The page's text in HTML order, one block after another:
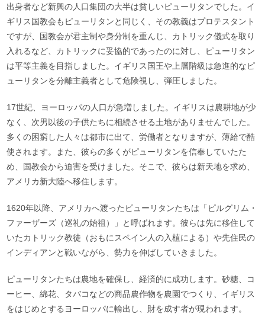
出身者など新興の人口集団の大半は貧しいピューリタンでした。イ
ギリス国教会もピューリタンと同じく、その教義はプロテスタント
ですが、国教会が君主制や身分制を重んじ、カトリック儀式を取り
入れるなど、カトリックに妥協的であったのに対し、ピューリタン
は平等主義を目指しました。イギリス国王や上層階級は急進的なピ
ューリタンを分離主義者として危険視し、弾圧しました。
17世紀、ヨーロッパの人口が急増しました。イギリスは農耕地が少
なく、次男以後の子供たちに相続させる土地がありませんでした。
多くの困窮した人々は都市に出て、労働者となりますが、薄給で酷
使されます。また、彼らの多くがピューリタンを信奉していたた
め、国教会から迫害を受けました。そこで、彼らは新天地を求め、
アメリカ新大陸へ移住します。
1620年以降、アメリカへ渡ったピューリタンたちは「ピルグリム・
ファーザーズ（巡礼の始祖）」と呼ばれます。彼らは先に移住して
いたカトリック教徒（おもにスペイン人の入植による）や先住民の
インディアンと戦いながら、勢力を伸ばしていきました。
ピューリタンたちは農地を確保し、経済的に成功します。砂糖、コ
ーヒー、綿花、タバコなどの商品農作物を農園でつくり、イギリス
をはじめとするヨーロッパに輸出し、財を成す者が現われます。